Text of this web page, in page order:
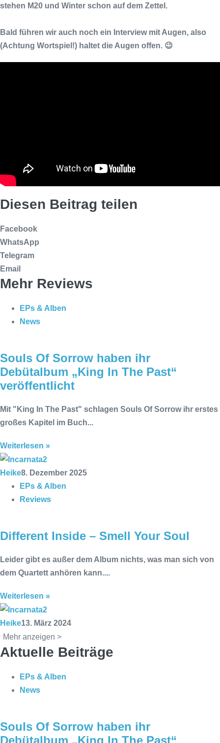
stehen M20 und Winter schon auf dem Zettel.
Bald führen wir auch noch ein Interview mit Augen, also
(Achtung Wortspiel!) haltet die Augen offen. 😉
Diesen Beitrag teilen
Facebook
WhatsApp
Telegram
Email
Mehr Reviews
EPs & Alben
News
Souls Of Sorrow haben ihr
Debütalbum „King In The Past“
veröffentlicht
Mit "King In The Past" schlagen Souls Of Sorrow ihr erstes
großes Kapitel im Buch...
Weiterlesen »
Heike8. Dezember 2025
EPs & Alben
Reviews
Different Inside – Smell Your Soul
Leider gibt es außer dem Album nichts, was man sich von
dem Quartett anhören kann....
Weiterlesen »
Heike13. März 2024
Mehr anzeigen >
Aktuelle Beiträge
EPs & Alben
News
Souls Of Sorrow haben ihr